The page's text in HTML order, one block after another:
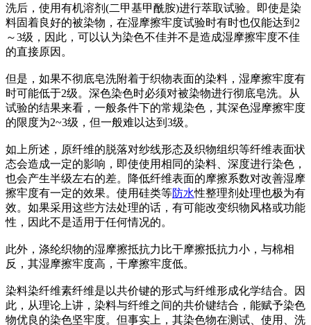
洗后，使用有机溶剂(二甲基甲酰胺)进行萃取试验。即使是染
料固着良好的被染物，在湿摩擦牢度试验时有时也仅能达到2
～3级，因此，可以认为染色不佳并不是造成湿摩擦牢度不佳
的直接原因。
但是，如果不彻底皂洗附着于织物表面的染料，湿摩擦牢度有
时可能低于2级。深色染色时必须对被染物进行彻底皂洗。从
试验的结果来看，一般条件下的常规染色，其深色湿摩擦牢度
的限度为2~3级，但一般难以达到3级。
如上所述，原纤维的脱落对纱线形态及织物组织等纤维表面状
态会造成一定的影响，即使使用相同的染料、深度进行染色，
也会产生半级左右的差。降低纤维表面的摩擦系数对改善湿摩
擦牢度有一定的效果。使用硅类等防水性整理剂处理也极为有
效。如果采用这些方法处理的话，有可能改变织物风格或功能
性，因此不是适用于任何情况的。
此外，涤纶织物的湿摩擦抵抗力比干摩擦抵抗力小，与棉相
反，其湿摩擦牢度高，干摩擦牢度低。
染料染纤维素纤维是以共价键的形式与纤维形成化学结合。因
此，从理论上讲，染料与纤维之间的共价键结合，能赋予染色
物优良的染色坚牢度。但事实上，其染色物在测试、使用、洗